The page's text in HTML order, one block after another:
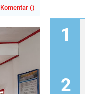
Komentar ()